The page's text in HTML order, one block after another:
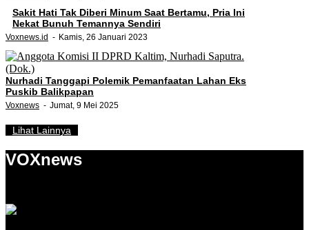
Sakit Hati Tak Diberi Minum Saat Bertamu, Pria Ini
Nekat Bunuh Temannya Sendiri
Voxnews.id Kamis, 26 Januari 2023
Nurhadi Tanggapi Polemik Pemanfaatan Lahan Eks
Puskib Balikpapan
Voxnews Jumat, 9 Mei 2025
Lihat Lainnya
VOXnews